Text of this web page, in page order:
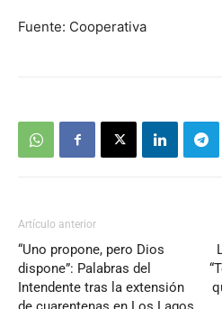
Fuente: Cooperativa
Artículo anterior
“Uno propone, pero Dios
dispone”: Palabras del
Intendente tras la extensión